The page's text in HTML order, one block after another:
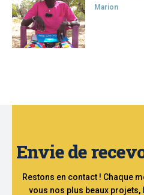
Marion
Envie de
Restons en contact ! Chaque
vous nos plus beaux